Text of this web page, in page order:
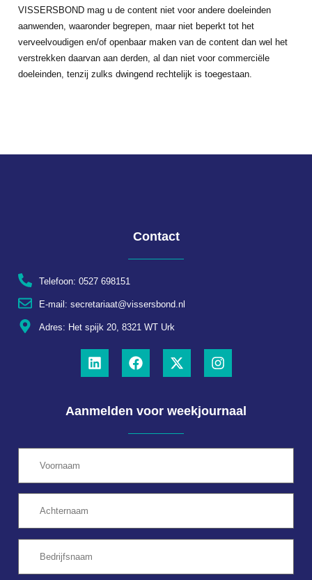
VISSERSBOND mag u de content niet voor andere doeleinden
aanwenden, waaronder begrepen, maar niet beperkt tot het
verveelvoudigen en/of openbaar maken van de content dan wel het
verstrekken daarvan aan derden, al dan niet voor commerciële
doeleinden, tenzij zulks dwingend rechtelijk is toegestaan.
Contact
Telefoon: 0527 698151
E-mail: secretariaat@vissersbond.nl
Adres: Het spijk 20, 8321 WT Urk
Aanmelden voor weekjournaal